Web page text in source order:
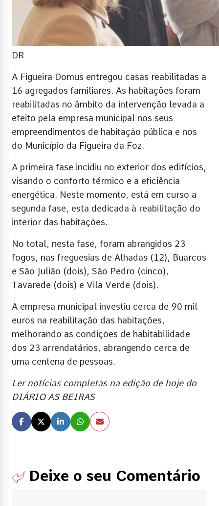
DR
A Figueira Domus entregou casas reabilitadas a
16 agregados familiares. As habitações foram
reabilitadas no âmbito da intervenção levada a
efeito pela empresa municipal nos seus
empreendimentos de habitação pública e nos
do Município da Figueira da Foz.
A primeira fase incidiu no exterior dos edifícios,
visando o conforto térmico e a eficiência
energética. Neste momento, está em curso a
segunda fase, esta dedicada à reabilitação do
interior das habitações.
No total, nesta fase, foram abrangidos 23
fogos, nas freguesias de Alhadas (12), Buarcos
e São Julião (dois), São Pedro (cinco),
Tavarede (dois) e Vila Verde (dois).
A empresa municipal investiu cerca de 90 mil
euros na reabilitação das habitações,
melhorando as condições de habitabilidade
dos 23 arrendatários, abrangendo cerca de
uma centena de pessoas.
Ler notícias completas na edição de hoje do
DIÁRIO AS BEIRAS
Deixe o seu Comentário